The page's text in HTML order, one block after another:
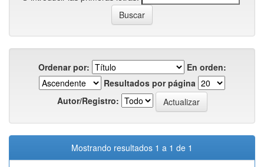
Ordenar por:
En orden:
Resultados por página
Autor/Registro:
Mostrando resultados 1 a 1 de 1